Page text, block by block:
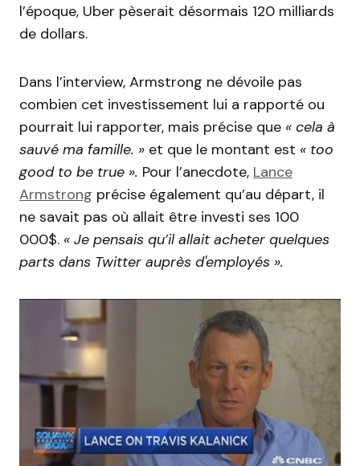
l’époque, Uber pèserait désormais 120 milliards
de dollars.
Dans l’interview, Armstrong ne dévoile pas
combien cet investissement lui a rapporté ou
pourrait lui rapporter, mais précise que « cela à
sauvé ma famille. » et que le montant est « too
good to be true ». Pour l’anecdote, Lance
Armstrong précise également qu’au départ, il
ne savait pas où allait être investi ses 100
000$. « Je pensais qu’il allait acheter quelques
parts dans Twitter auprès d'employés ».